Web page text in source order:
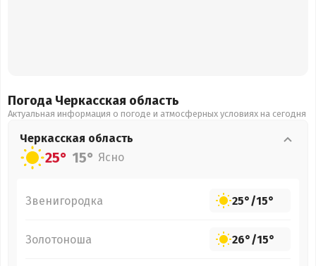
Погода Черкасская область
Актуальная информация о погоде и атмосферных условиях на сегодня
Черкасская область
25° 15° Ясно
Звенигородка 25°/15°
Золотоноша 26°/15°